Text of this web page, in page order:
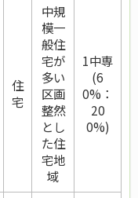
住
宅
中規
模一
般住
宅が
多い
区画
整然
とし
た住
宅地
域
1中専
(6
0%：
20
0%)